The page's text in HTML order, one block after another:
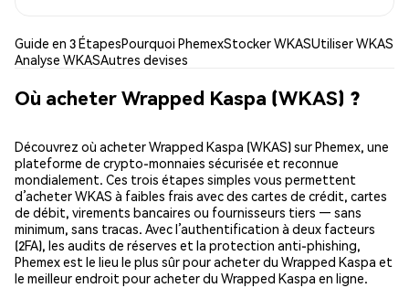
Guide en 3 ÉtapesPourquoi PhemexStocker WKASUtiliser WKAS
Analyse WKASAutres devises
Où acheter Wrapped Kaspa (WKAS) ?
Découvrez où acheter Wrapped Kaspa (WKAS) sur Phemex, une
plateforme de crypto-monnaies sécurisée et reconnue
mondialement. Ces trois étapes simples vous permettent
d’acheter WKAS à faibles frais avec des cartes de crédit, cartes
de débit, virements bancaires ou fournisseurs tiers — sans
minimum, sans tracas. Avec l’authentification à deux facteurs
(2FA), les audits de réserves et la protection anti-phishing,
Phemex est le lieu le plus sûr pour acheter du Wrapped Kaspa et
le meilleur endroit pour acheter du Wrapped Kaspa en ligne.